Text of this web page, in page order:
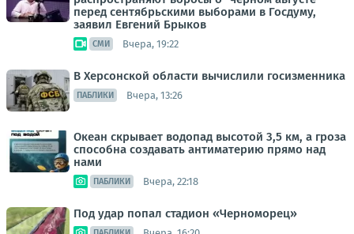
перед сентябрьскими выборами в Госдуму,
заявил Евгений Брыков
СМИ Вчера, 19:22
В Херсонской области вычислили госизменника
ПАБЛИКИ Вчера, 13:26
Океан скрывает водопад высотой 3,5 км, а гроза
способна создавать антиматерию прямо над
нами
ПАБЛИКИ Вчера, 22:18
Под удар попал стадион «Черноморец»